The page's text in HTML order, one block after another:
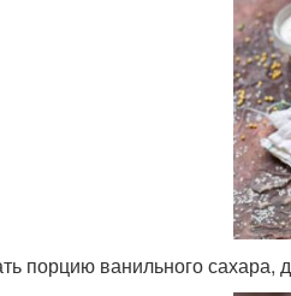
порцию ванильного сахара,